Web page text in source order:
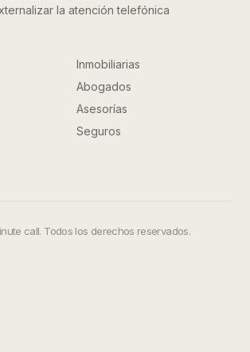
la atención telefónica
Inmobiliarias
Abogados
Asesorías
Seguros
call. Todos los derechos reservados.